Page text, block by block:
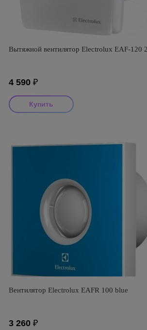
Вытяжной вентилятор Electrolux EAF-120
4 590 ₽
Вентилятор Electrolux EAFR 100 blue
3 260 ₽